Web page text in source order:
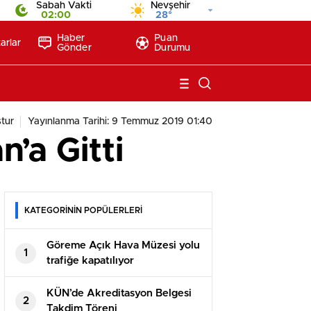
Sabah Vakti
02:00
Nevşehir
28°
Haber
Gönder
Puan
Durumu
Yayınlanma Tarihi: 9 Temmuz 2019 01:40
Gitti
KATEGORİNİN POPÜLERLERİ
1
Göreme Açık Hava Müzesi yolu
trafiğe kapatılıyor
2
KÜN’de Akreditasyon Belgesi
Takdim Töreni